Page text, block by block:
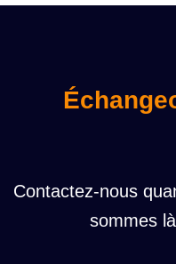
Contactez-nous
sommes